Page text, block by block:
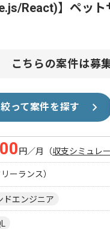
React)】ペッ
こちらの案件は募
って案件を探す
円／月 （収支シミュレ
ーランス）
ドエンジニア